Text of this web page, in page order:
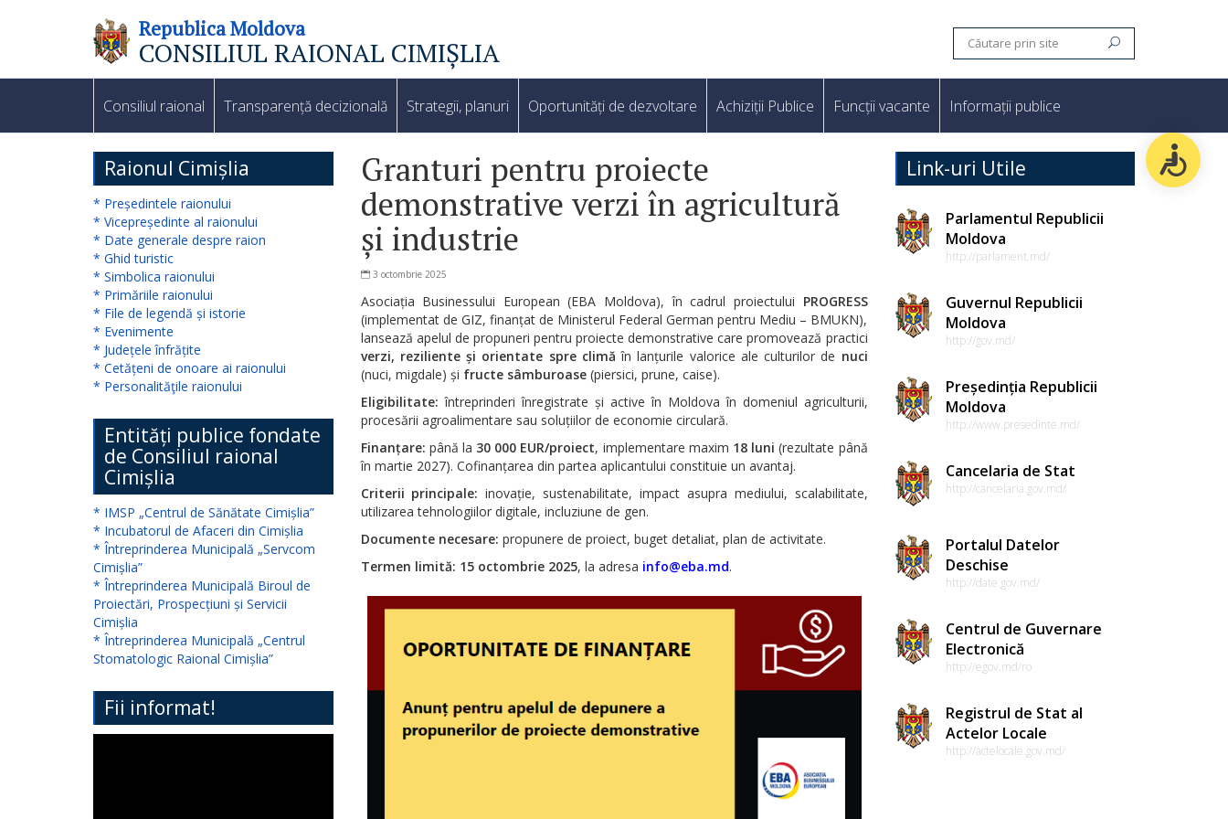
Consiliul
Noutăți
Organigrama
Subdiviziuni
Secretarul
consiliului
raional
Aparatul
președintelui
raionului
Cimișlia
Direcția
Finanțe
Cimișlia
Secția
Tineret
Republica Moldova
CONSILIUL RAIONAL CIMIȘLIA
Consiliul raional Transparență decizională Strategii, planuri Oportunități de dezvoltare Achiziții Publice Funcții vacante Informații publice
Raionul Cimișlia
* Președintele raionului
* Vicepreședinte al raionului
* Date generale despre raion
* Ghid turistic
* Simbolica raionului
* Primăriile raionului
* File de legendă și istorie
* Evenimente
* Județele înfrățite
* Cetățeni de onoare ai raionului
* Personalităţile raionului
Entități publice fondate
de Consiliul raional
Cimișlia
* IMSP „Centrul de Sănătate Cimișlia”
* Incubatorul de Afaceri din Cimișlia
* Întreprinderea Municipală „Servcom
Cimișlia”
* Întreprinderea Municipală Biroul de
Proiectări, Prospecțiuni și Servicii
Cimișlia
* Întreprinderea Municipală „Centrul
Stomatologic Raional Cimișlia”
Fii informat!
Granturi pentru proiecte
demonstrative verzi în agricultură
și industrie
3 octombrie 2025
Asociația Businessului European (EBA Moldova), în cadrul proiectului PROGRESS
(implementat de GIZ, finanțat de Ministerul Federal German pentru Mediu – BMUKN),
lansează apelul de propuneri pentru proiecte demonstrative care promovează practici
verzi, reziliente și orientate spre climă în lanțurile valorice ale culturilor de nuci
(nuci, migdale) și fructe sâmburoase(piersici, prune, caise).
Eligibilitate: întreprinderi înregistrate și active în Moldova în domeniul agriculturii,
procesării agroalimentare sau soluțiilor de economie circulară.
Finanțare: până la 30 000 EUR/proiect, implementare maxim 18 luni (rezultate până
în martie 2027). Cofinanțarea din partea aplicantului constituie un avantaj.
Criterii principale: inovație, sustenabilitate, impact asupra mediului, scalabilitate,
utilizarea tehnologiilor digitale, incluziune de gen.
Documente necesare: propunere de proiect, buget detaliat, plan de activitate.
Termen limită: 15 octombrie 2025, la adresa info@eba.md.
Link-uri Utile
Parlamentul Republicii
Moldova
http://parlament.md/
Guvernul Republicii
Moldova
http://gov.md/
Președinția Republicii
Moldova
http://www.presedinte.md/
Cancelaria de Stat
http://cancelaria.gov.md/
Portalul Datelor
Deschise
http://date.gov.md/
Centrul de Guvernare
Electronică
http://egov.md/ro
Registrul de Stat al
Actelor Locale
http://actelocale.gov.md/